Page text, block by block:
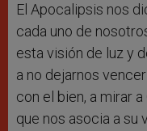
El Apocalipsis nos
cada uno de
esta visión de luz y
a no dejarnos
con el bien, a mirar
que nos asocia a su